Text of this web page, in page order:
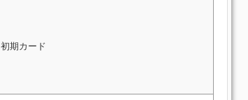
初期カード